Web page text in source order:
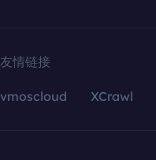
友情链接
vmoscloud XCrawl